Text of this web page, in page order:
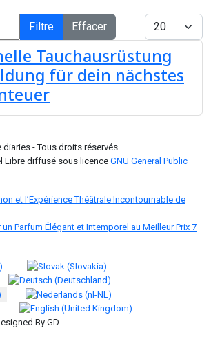
Filtre Effacer
Afficher #
Tauchausrüstung
für dein nächstes
- Tous droits réservés
Libre diffusé sous licence GNU General Public
et l’Expérience Théâtrale Incontournable de
Parfum Élégant et Intemporel au Meilleur Prix 7
By GD